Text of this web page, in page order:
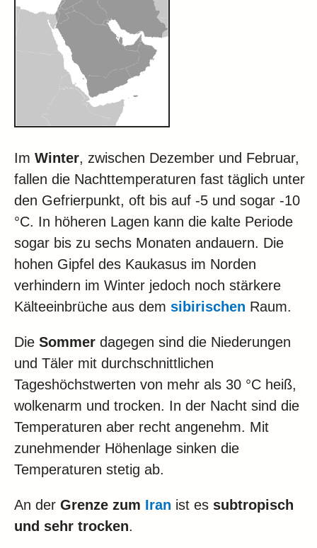
Im Winter, zwischen Dezember und Februar,
fallen die Nachttemperaturen fast täglich unter
den Gefrierpunkt, oft bis auf -5 und sogar -10
°C. In höheren Lagen kann die kalte Periode
sogar bis zu sechs Monaten andauern. Die
hohen Gipfel des Kaukasus im Norden
verhindern im Winter jedoch noch stärkere
Kälteeinbrüche aus dem sibirischen Raum.
Die Sommer dagegen sind die Niederungen
und Täler mit durchschnittlichen
Tageshöchstwerten von mehr als 30 °C heiß,
wolkenarm und trocken. In der Nacht sind die
Temperaturen aber recht angenehm. Mit
zunehmender Höhenlage sinken die
Temperaturen stetig ab.
An der Grenze zum Iran ist es subtropisch
und sehr trocken.